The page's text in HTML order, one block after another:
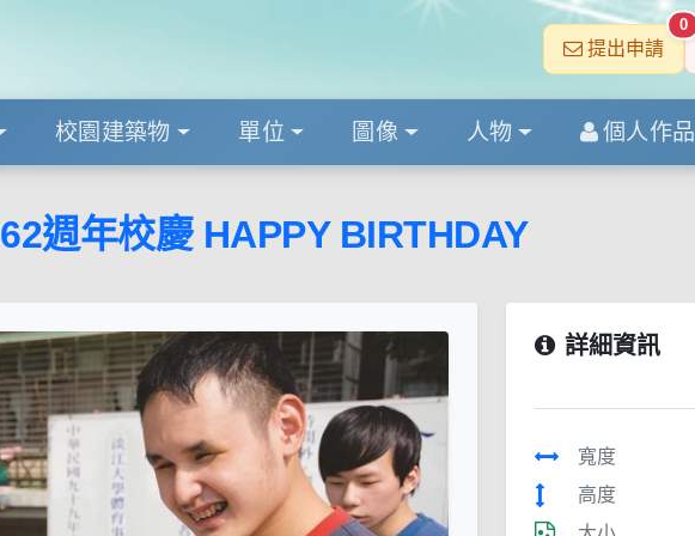
提出申請
0
校園建築物 單位 圖像 人物 個人作品
62週年校慶 HAPPY BIRTHDAY
詳細資訊
寬度
高度